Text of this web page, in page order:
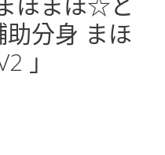
分身 まほ
」